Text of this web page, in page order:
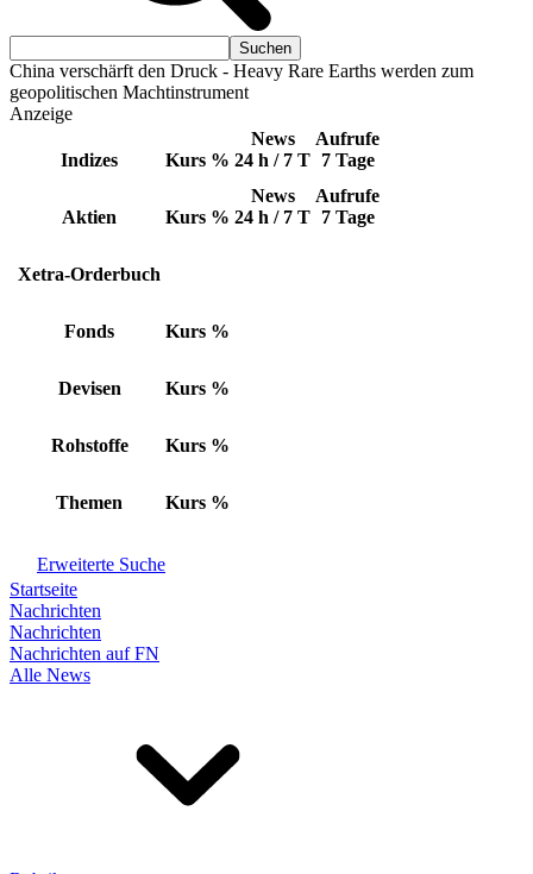
China verschärft den Druck - Heavy Rare Earths werden zum
geopolitischen Machtinstrument
Anzeige
Indizes Kurs %
News
24 h / 7 T
Aufrufe
7 Tage
Aktien Kurs %
News
24 h / 7 T
Aufrufe
7 Tage
Xetra-Orderbuch
Fonds Kurs %
Devisen Kurs %
Rohstoffe Kurs %
Themen Kurs %
Erweiterte Suche
Startseite
Nachrichten
Nachrichten
Nachrichten auf FN
Alle News